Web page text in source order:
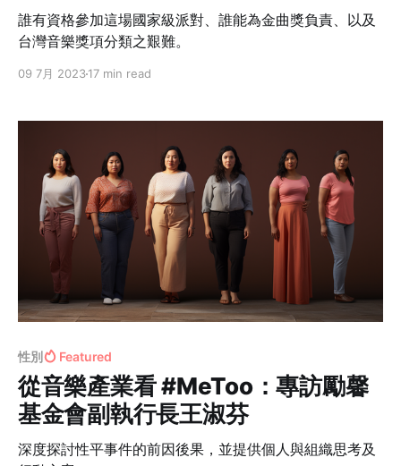
誰有資格參加這場國家級派對、誰能為金曲獎負責、以及
台灣音樂獎項分類之艱難。
09 7月 202317 min read
性別 Featured
從音樂產業看 #MeToo：專訪勵馨
基金會副執行長王淑芬
深度探討性平事件的前因後果，並提供個人與組織思考及